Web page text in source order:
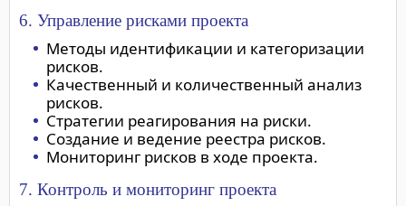
6. Управление рисками проекта
Методы идентификации и категоризации
рисков.
Качественный и количественный анализ
рисков.
Стратегии реагирования на риски.
Создание и ведение реестра рисков.
Мониторинг рисков в ходе проекта.
7. Контроль и мониторинг проекта